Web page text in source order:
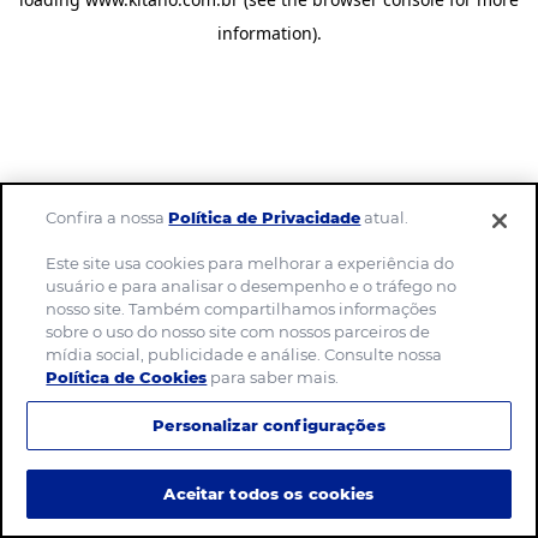
information).
Confira a nossaPolítica de Privacidadeatual.
Este site usa cookies para melhorar a experiência do
usuário e para analisar o desempenho e o tráfego no
nosso site. Também compartilhamos informações
sobre o uso do nosso site com nossos parceiros de
mídia social, publicidade e análise. Consulte nossa
Política de Cookies para saber mais.
Personalizar configurações
Aceitar todos os cookies